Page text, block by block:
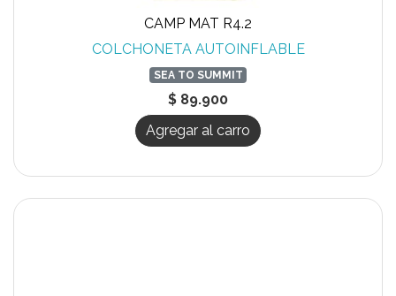
CAMP MAT R4.2
COLCHONETA AUTOINFLABLE
SEA TO SUMMIT
$ 89.900
Agregar al carro